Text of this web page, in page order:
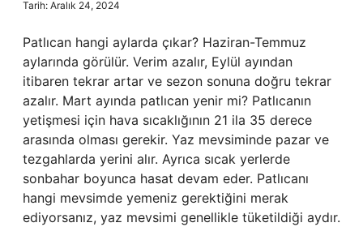
Tarih: Aralık 24, 2024
Patlıcan hangi aylarda çıkar? Haziran-Temmuz
aylarında görülür. Verim azalır, Eylül ayından
itibaren tekrar artar ve sezon sonuna doğru tekrar
azalır. Mart ayında patlıcan yenir mi? Patlıcanın
yetişmesi için hava sıcaklığının 21 ila 35 derece
arasında olması gerekir. Yaz mevsiminde pazar ve
tezgahlarda yerini alır. Ayrıca sıcak yerlerde
sonbahar boyunca hasat devam eder. Patlıcanı
hangi mevsimde yemeniz gerektiğini merak
ediyorsanız, yaz mevsimi genellikle tüketildiği aydır.